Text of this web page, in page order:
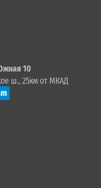
10
ш., 25км от МКАД